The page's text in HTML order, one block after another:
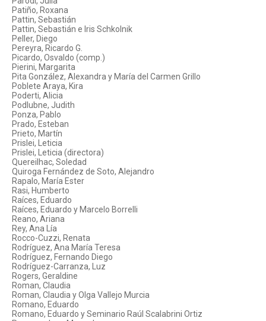
Patiño, Roxana
Pattin, Sebastián
Pattin, Sebastián e Iris Schkolnik
Peller, Diego
Pereyra, Ricardo G.
Picardo, Osvaldo (comp.)
Pierini, Margarita
Pita González, Alexandra y María del Carmen Grillo
Poblete Araya, Kira
Poderti, Alicia
Podlubne, Judith
Ponza, Pablo
Prado, Esteban
Prieto, Martín
Prislei, Leticia
Prislei, Leticia (directora)
Quereilhac, Soledad
Quiroga Fernández de Soto, Alejandro
Rapalo, María Ester
Rasi, Humberto
Raíces, Eduardo
Raíces, Eduardo y Marcelo Borrelli
Reano, Ariana
Rey, Ana Lía
Rocco-Cuzzi, Renata
Rodríguez, Ana María Teresa
Rodríguez, Fernando Diego
Rodríguez-Carranza, Luz
Rogers, Geraldine
Roman, Claudia
Roman, Claudia y Olga Vallejo Murcia
Romano, Eduardo
Romano, Eduardo y Seminario Raúl Scalabrini Ortiz